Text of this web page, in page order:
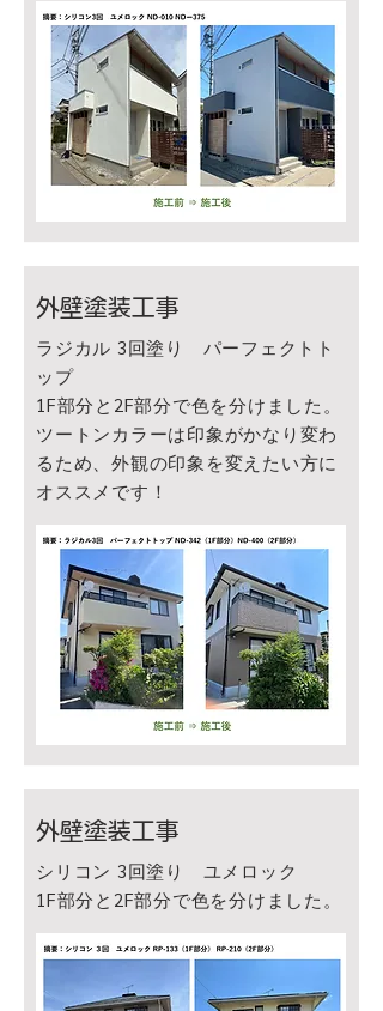
外壁塗装工事
ラジカル 3回塗り パーフェクトト
ップ
1F部分と2F部分で色を分けました。
​ツートンカラーは印象がかなり変わ
るため、外観の印象を変えたい方に
オススメです！
外壁塗装工事
​シリコン 3回塗り ユメロック
​1F部分と2F部分で色を分けました。